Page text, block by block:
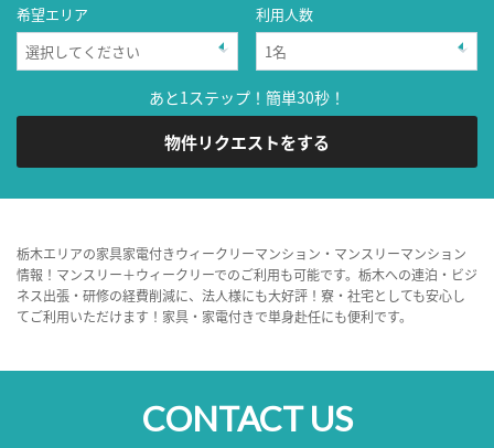
希望エリア
利用人数
あと1ステップ！簡単30秒！
物件リクエストをする
栃木エリアの家具家電付きウィークリーマンション・マンスリーマンション
情報！マンスリー＋ウィークリーでのご利用も可能です。栃木への連泊・ビジ
ネス出張・研修の経費削減に、法人様にも大好評！寮・社宅としても安心し
てご利用いただけます！家具・家電付きで単身赴任にも便利です。
CONTACT US